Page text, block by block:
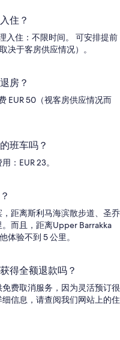
住？
入住：不限时间。 可安排提前
决于客房供应情况）。
房？
EUR 50（视客房供应情况而
班车吗？
：EUR 23。
距离斯利马海滨散步道、圣乔
而且，距离Upper Barrakka
体验不到 5 公里。
得全额退款吗？
费取消服务，因为灵活预订很
信息，请查阅我们网站上的住